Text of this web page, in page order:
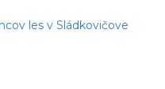
les v Sládkovičove